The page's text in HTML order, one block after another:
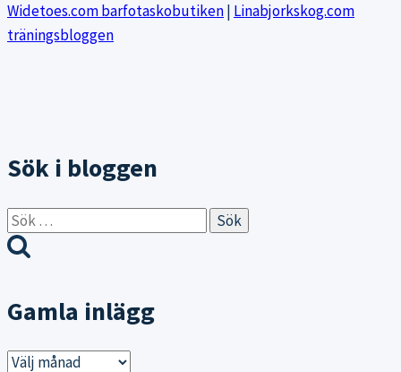
Widetoes.com barfotaskobutiken| Linabjorkskog.com
träningsbloggen
Sök i bloggen
Sök
efter:
Gamla inlägg
Gamla